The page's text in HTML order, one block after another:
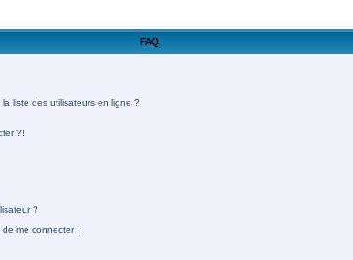
FAQ
liste des utilisateurs en ligne ?
?!
?
me connecter !